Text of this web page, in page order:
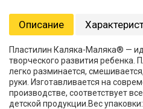
Описание
Пластилин Каляка-Маляка® —
творческого развития ребенка.
легко разминается,
руки. Изготавливается на
производстве, соответствует
детской продукции.Вес